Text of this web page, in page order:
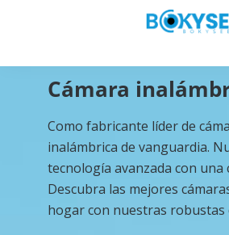
Cámara
Como fabricante líder de
inalámbrica de vanguardia.
tecnología avanzada con
Descubra las mejores
hogar con nuestras robustas